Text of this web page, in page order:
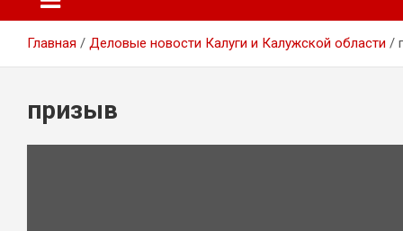
Главная Деловые новости Калуги и Калужской области
призыв